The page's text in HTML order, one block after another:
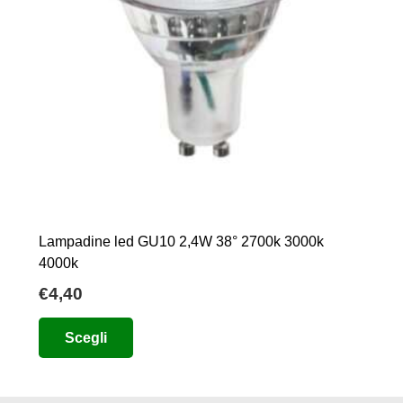
Lampadine led GU10 2,4W 38° 2700k 3000k
4000k
€4,40
Scegli